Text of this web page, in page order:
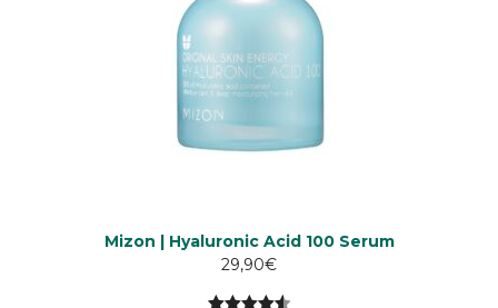
Mizon | Hyaluronic Acid 100 Serum
29,90€